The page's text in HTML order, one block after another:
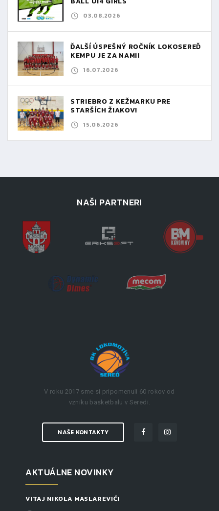
03.08.2026
ĎALŠÍ ÚSPEŠNÝ ROČNÍK LOKOSEREĎ
KEMPU JE ZA NAMI!
16.07.2026
STRIEBRO Z KEŽMARKU PRE
STARŠÍCH ŽIAKOV!
15.06.2026
NAŠI PARTNERI
V roku 2017 sme si pripomenuli 60 rokov od
vzniku basketbalu v Seredi.
NAŠE KONTAKTY
AKTUÁLNE NOVINKY
VITAJ NIKOLA MASLAREVIĆ!